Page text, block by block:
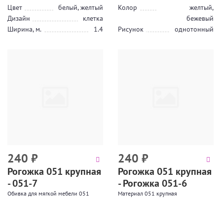
Цвет
белый, желтый
Дизайн
клетка
Ширина, м.
1.4
Колор
желтый,
бежевый
Рисунок
однотонный
240 ₽
Рогожка 051 крупная
- 051-7
Обивка для мягкой мебели 051
240 ₽
Рогожка 051 крупная
- Рогожка 051-6
Материал 051 крупная